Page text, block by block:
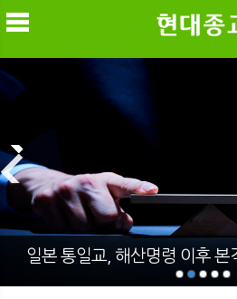
메
일본 통일교, 해산명령 이후 본